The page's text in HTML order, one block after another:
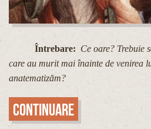
Întrebare: Ce oare? Trebuie
care au murit mai înainte de venirea
anatematizăm?
Continuare